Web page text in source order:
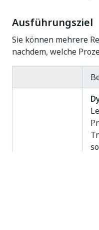
Ausführungsziel
Sie können mehrere
nachdem, welche